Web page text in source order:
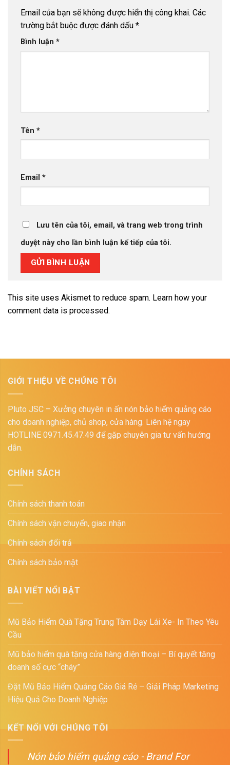
Email của bạn sẽ không được hiển thị công khai. Các
trường bắt buộc được đánh dấu *
Bình luận *
Tên *
Email *
Lưu tên của tôi, email, và trang web trong trình
duyệt này cho lần bình luận kế tiếp của tôi.
This site uses Akismet to reduce spam. Learn how your
comment data is processed.
GIỚI THIỆU VỀ CHÚNG TÔI
Pluto JSC – Xưởng chuyên in ấn nón bảo hiểm quảng cáo
cho doanh nghiệp, chủ shop, cửa hàng. Liên hệ ngay
HOTLINE 0971.45.47.49 để gặp chuyên gia tư vấn hướng
dẫn.
CHÍNH SÁCH
Chính sách thanh toán
Chính sách vận chuyển, giao nhận
Chính sách đổi trả
Chính sách bảo mật
BÀI VIẾT NỔI BẬT
Mũ Bảo Hiểm Quà Tặng Trung Tâm Dạy Lái Xe- In Theo Yêu
Cầu
Mũ bảo hiểm quà tặng cửa hàng điện thoại – Bí quyết tăng
doanh số cực “cháy”
Đặt Mũ Bảo Hiểm Quảng Cáo Giá Rẻ – Giải Pháp Marketing
Hiệu Quả Cho Doanh Nghiệp
KẾT NỐI VỚI CHÚNG TÔI
Nón bảo hiểm quảng cáo - Brand For